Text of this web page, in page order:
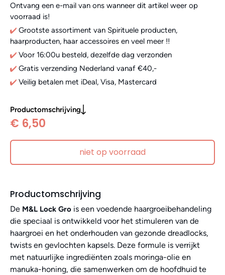
Ontvang een e-mail van ons wanneer dit artikel weer op
voorraad is!
Grootste assortiment van Spirituele producten,
haarproducten, haar accessoires en veel meer !!
Voor 16:00u besteld, dezelfde dag verzonden
Gratis verzending Nederland vanaf €40,-
Veilig betalen met iDeal, Visa, Mastercard
Productomschrijving
€ 6,50
niet op voorraad
Productomschrijving
De M&L Lock Gro is een voedende haargroeibehandeling
die speciaal is ontwikkeld voor het stimuleren van de
haargroei en het onderhouden van gezonde dreadlocks,
twists en gevlochten kapsels. Deze formule is verrijkt
met natuurlijke ingrediënten zoals moringa-olie en
manuka-honing, die samenwerken om de hoofdhuid te